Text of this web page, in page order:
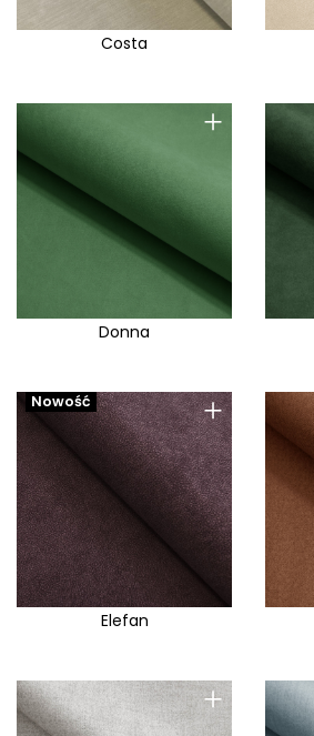
Costa
+
Donna
+
Nowość
Elefan
+